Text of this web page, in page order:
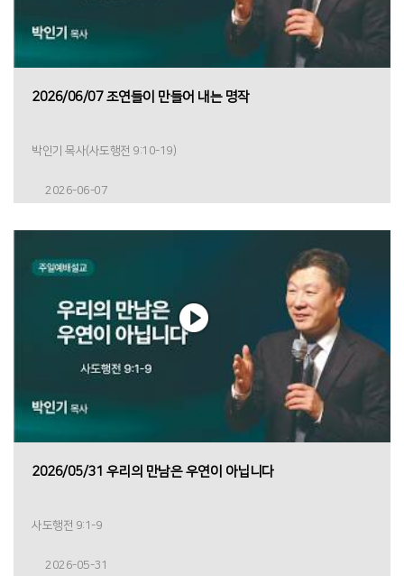
2026/06/07 조연들이 만들어 내는 명작
박인기 목사(사도행전 9:10-19)
2026-06-07
2026/05/31 우리의 만남은 우연이 아닙니다
사도행전 9:1-9
2026-05-31